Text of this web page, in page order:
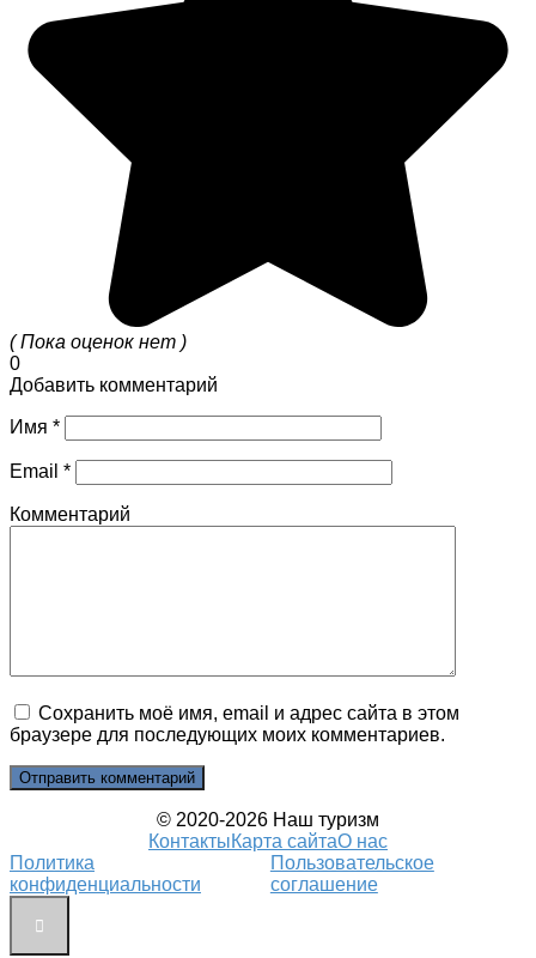
( Пока оценок нет )
0
Добавить комментарий
Имя *
Email *
Комментарий
Сохранить моё имя, email и адрес сайта в этом
браузере для последующих моих комментариев.
© 2020-2026 Наш туризм
КонтактыКарта сайтаО нас
Политика
конфиденциальности
Пользовательское
соглашение